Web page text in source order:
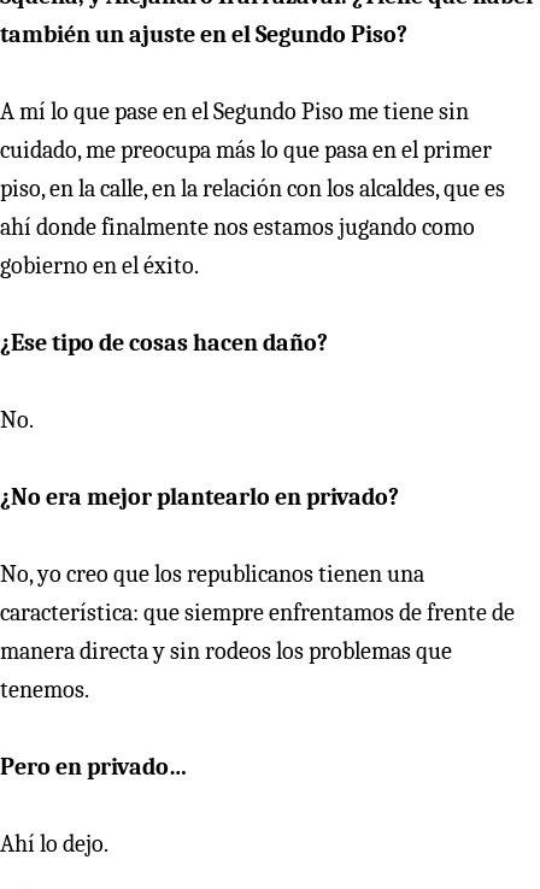
también un ajuste en el Segundo Piso?
A mí lo que pase en el Segundo Piso me tiene sin
cuidado, me preocupa más lo que pasa en el primer
piso, en la calle, en la relación con los alcaldes, que es
ahí donde finalmente nos estamos jugando como
gobierno en el éxito.
¿Ese tipo de cosas hacen daño?
No.
¿No era mejor plantearlo en privado?
No, yo creo que los republicanos tienen una
característica: que siempre enfrentamos de frente de
manera directa y sin rodeos los problemas que
tenemos.
Pero en privado…
Ahí lo dejo.